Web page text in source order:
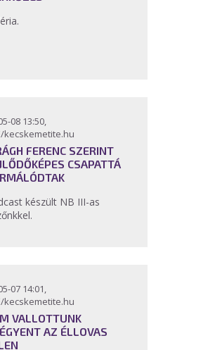
08 13:50,
kecskemetite.hu
FERENC SZERINT
CSAPATTÁ
készült NB III-as
07 14:01,
kecskemetite.hu
VALLOTTUNK
AZ ÉLLOVAS